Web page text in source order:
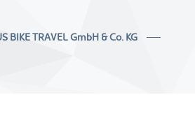
BIKE TRAVEL GmbH & Co. KG